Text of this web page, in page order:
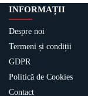
INFORMAȚII
Despre noi
Termeni și condiții
GDPR
Politică de Cookies
Contact